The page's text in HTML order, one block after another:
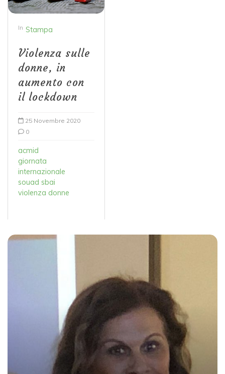
In Stampa
Violenza sulle
donne, in
aumento con
il lockdown
25 Novembre 2020
0
acmid
giornata
internazionale
souad sbai
violenza donne